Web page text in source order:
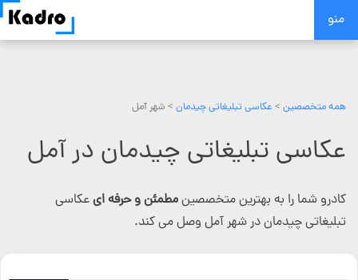
Skip
منو
همه متخصصین > عکاسی تبلیغاتی چیدمان > شهر آمل
عکاسی تبلیغاتی چیدمان در آمل
کادرو شما را به بهترین متخصصینمطمئن و حرفه ایعکاسی
تبلیغاتی چیدمان در شهر آمل وصل می کند.